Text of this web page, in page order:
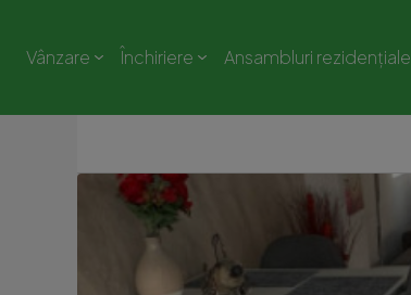
Vânzare Închiriere Ansambluri rezidențiale